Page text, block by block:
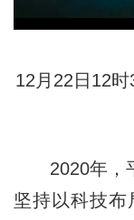
12月22日12
2020年，平
坚持以科技布